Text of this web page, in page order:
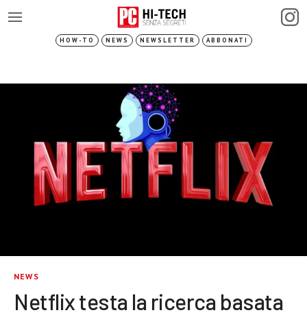
HOW-TO NEWS NEWSLETTER ABBONATI
NEWS
Netflix testa la ricerca basata